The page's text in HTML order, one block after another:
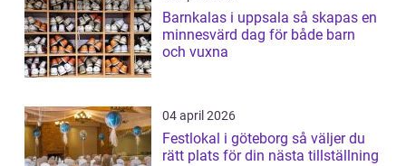
Barnkalas i uppsala så skapas en
minnesvärd dag för både barn
och vuxna
04 april 2026
Festlokal i göteborg så väljer du
rätt plats för din nästa tillställning